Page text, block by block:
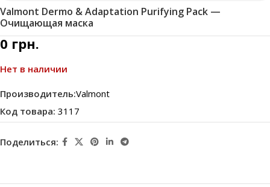
Valmont Dermo & Adaptation Purifying Pack —
Очищающая маска
0 грн.
Нет в наличии
Производитель:Valmont
Код товара: 3117
Поделиться: